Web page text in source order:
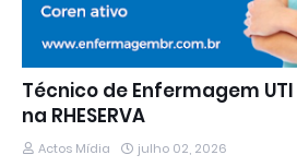
Técnico de Enfermagem
na RHESERVA
Actos Mídia julho 02, 2026